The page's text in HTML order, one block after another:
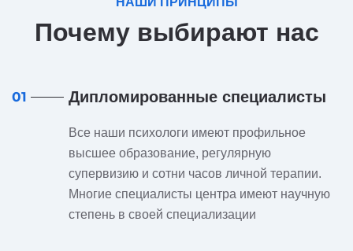
Почему выбирают нас
01 Дипломированные специалисты
Все наши психологи имеют профильное
высшее образование, регулярную
супервизию и сотни часов личной терапии.
Многие специалисты центра имеют научную
степень в своей специализации